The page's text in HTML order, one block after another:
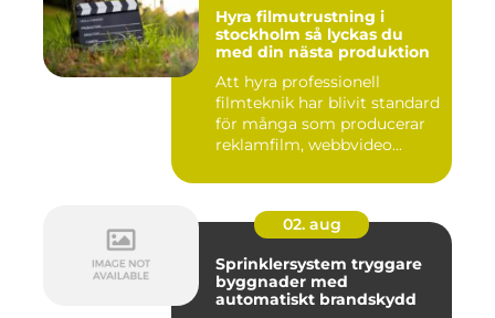
Hyra filmutrustning i
stockholm så lyckas du
med din nästa produktion
Att hyra professionell
filmteknik har blivit standard
för många som producerar
reklamfilm, webbvideo...
02. aug
Sprinklersystem tryggare
byggnader med
automatiskt brandskydd